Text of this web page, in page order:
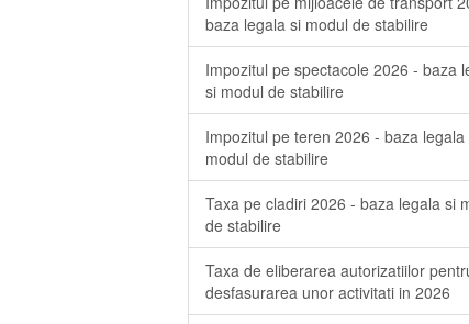
baza legala si modul de stabilire
Impozitul pe spectacole 2026 - baza
si modul de stabilire
Impozitul pe teren 2026 - baza legala
modul de stabilire
Taxa pe cladiri 2026 - baza legala si
de stabilire
Taxa de eliberarea autorizatiilor
desfasurarea unor activitati in 2026